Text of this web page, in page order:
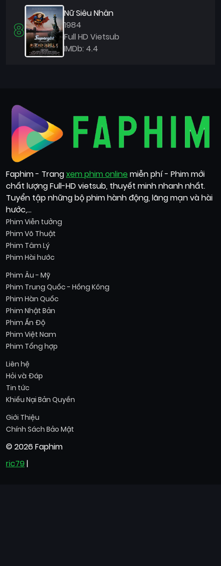
8
Nữ Siêu Nhân
1984
Full HD Vietsub
IMDb: 4.4
Faphim - Trangxem phim online miễn phí - Phim mới
chất lượng Full-HD vietsub, thuyết minh nhanh nhất.
Tuyển tập những bộ phim hành động, lãng mạn và hài
hước,...
Phim Viễn tưởng
Phim Võ Thuật
Phim Tâm Lý
Phim Hài hước
Phim Âu - Mỹ
Phim Trung Quốc - Hồng Kông
Phim Hàn Quốc
Phim Nhật Bản
Phim Ấn Độ
Phim Việt Nam
Phim Tổng hợp
Liên hệ
Hỏi và Đáp
Tin tức
Khiếu Nại Bản Quyền
Giới Thiệu
Chính Sách Bảo Mật
© 2026 Faphim
ric79 |